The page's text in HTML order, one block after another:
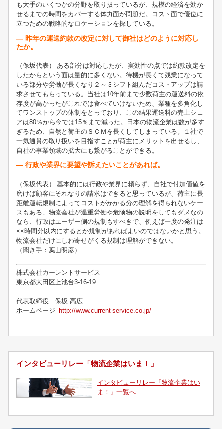
も大手のいくつかの分野を取り扱っているが、規模の経済を効か
せるまでの時間をカバーする体力面が問題だ。コスト面で優位に
立つための戦略的なロケーションを探している。
― 昨年の運送約款の改定に対して御社はどのように対応し
たか。
（保坂代表） ある部分は対応したが、実効性の点では約款改定を
したからという面は量的に多くない。待機が長くて残業になって
いる部分や労働が長くなり２～３シフト組んだコストアップは請
求させてもらっている。当社は10年前まで少数荷主の運送料の依
存度が高かったがこれでは食べていけないため、業種を多角化し
てワンストップの体制をとっており、この結果運送料の売上シェ
アは80％から今では15％まで減った。日本の物流企業は数が多す
ぎるため、自然と荷主のＳＣＭを長くしてしまっている。１社で
一気通貫の取り扱いを目指すことが荷主にメリットを出せるし、
自社の事業領域の拡大にも繋がることができる。
― 行政や業界に要望や訴えたいことがあれば。
（保坂代表） 基本的には行政や業界に頼らず、自社で付加価値を
磨けば顧客にそれなりの請求はできると思っているが、荷主に長
距離運転規制によってコストがかかる分の理解を得られないケー
スもある。物流会社が過重労働や危険物の説明をしてもダメなの
なら、行政はユーザー側の規制もすべきで、例えば一度の発注は
××時間分以内にするとか規制があればよいのではないかと思う。
物流会社だけにしわ寄せがくる規制は理解ができない。
（聞き手：葉山明彦）
株式会社カーレントサービス
東京都大田区上池台3-16-19
代表取締役 保坂 高広
ホームページhttp://www.current-service.co.jp/
インタビューリレー「物流企業はいま！」
インタビューリレー「物流企業はい
ま！」一覧へ